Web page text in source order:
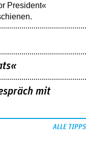
President«
mit
ALLE TIPPS